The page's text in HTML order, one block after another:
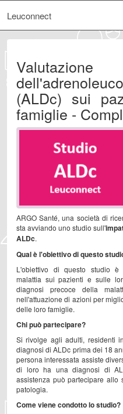
Leuconnect
(ALDc) sui
famiglie -
ARGO Santé, una società di
sta avviando uno studio sull'
ALDc.
Qual è l'obiettivo di questo
L'obiettivo di questo studio è
malattia sui pazienti e sulle
diagnosi precoce della
nell'attuazione di azioni per
delle loro famiglie.
Chi può partecipare?
Si rivolge agli adulti, residenti
diagnosi di ALDc prima dei 18
persona interessata assiste
di loro ha una diagnosi di
assistenza può partecipare
patologia.
Come viene condotto lo studio?